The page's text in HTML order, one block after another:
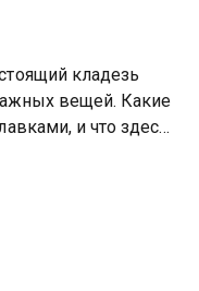
кладезь
вещей. Какие
и что здесь